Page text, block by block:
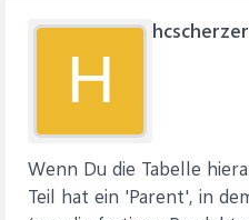
H
hcscherzer
Wenn Du die Tabelle
Teil hat ein 'Parent', in